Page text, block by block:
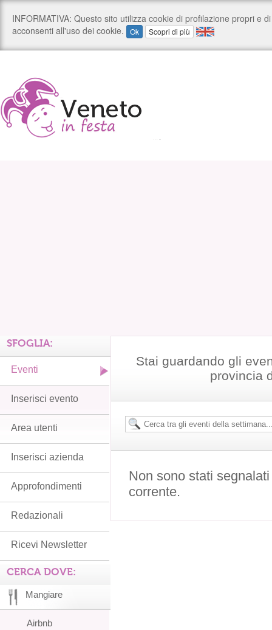
Stai guardando gli
provincia
Non sono stati
corrente.
SFOGLIA:
Eventi
Inserisci evento
Area utenti
Inserisci azienda
Approfondimenti
Redazionali
Ricevi Newsletter
CERCA DOVE:
Mangiare
Airbnb